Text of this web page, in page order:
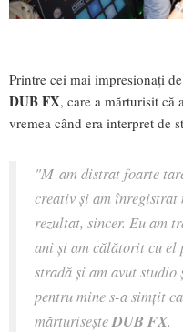
Printre cei mai impresionați
DUB FX, care a mărturisit că
vremea când era interpret de
"M-am distrat foarte
creativ și am înregistrat
rezultat, sincer. Eu am
ani și am călătorit cu el
stradă și am avut studio
pentru mine s-a simțit
mărturiseșteDUB FX.